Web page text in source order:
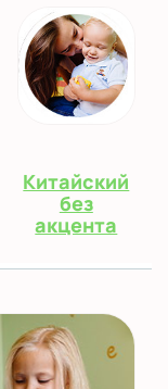
Китайский
без
акцента